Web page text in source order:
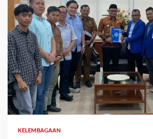
2 min read
KELEMBAGAAN